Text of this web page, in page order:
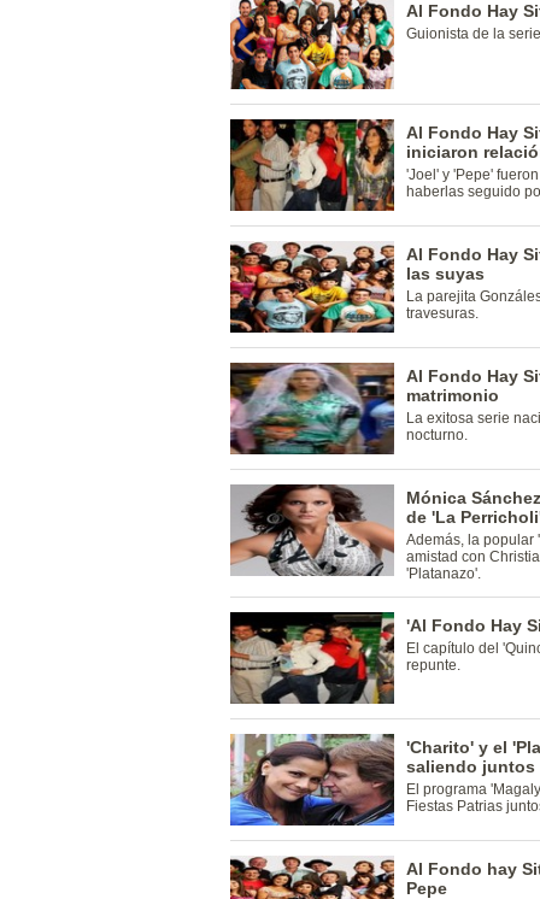
Al Fondo Hay
Guionista de la
Al Fondo Hay
iniciaron
'Joel' y 'Pepe'
haberlas seguido
Al Fondo Hay
las suyas
La parejita
travesuras.
Al Fondo Hay
matrimonio
La exitosa serie
nocturno.
Mónica
de 'La
Además, la popular
amistad con
'Platanazo'.
'Al Fondo Hay
El capítulo del
repunte.
'Charito' y el
saliendo juntos
El programa
Fiestas Patrias
Al Fondo hay
Pepe